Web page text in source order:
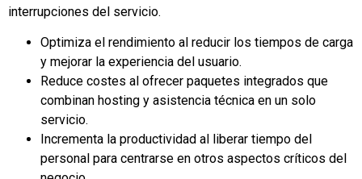
interrupciones del servicio.
Optimiza el rendimiento al reducir los tiempos de carga
y mejorar la experiencia del usuario.
Reduce costes al ofrecer paquetes integrados que
combinan hosting y asistencia técnica en un solo
servicio.
Incrementa la productividad al liberar tiempo del
personal para centrarse en otros aspectos críticos del